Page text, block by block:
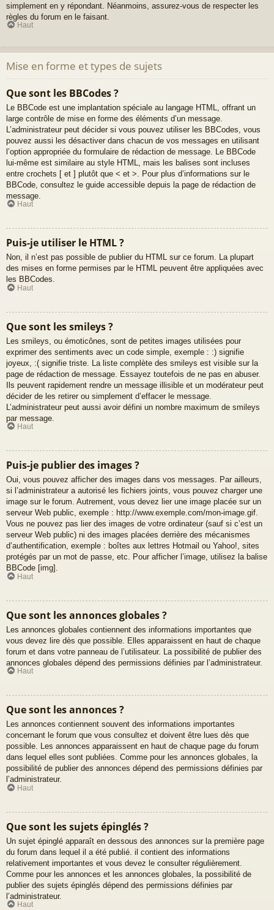
simplement en y répondant. Néanmoins, assurez-vous de respecter les
règles du forum en le faisant.
Haut
Mise en forme et types de sujets
Que sont les BBCodes ?
Le BBCode est une implantation spéciale au langage HTML, offrant un
large contrôle de mise en forme des éléments d’un message.
L’administrateur peut décider si vous pouvez utiliser les BBCodes, vous
pouvez aussi les désactiver dans chacun de vos messages en utilisant
l’option appropriée du formulaire de rédaction de message. Le BBCode
lui-même est similaire au style HTML, mais les balises sont incluses
entre crochets [ et ] plutôt que < et >. Pour plus d’informations sur le
BBCode, consultez le guide accessible depuis la page de rédaction de
message.
Haut
Puis-je utiliser le HTML ?
Non, il n’est pas possible de publier du HTML sur ce forum. La plupart
des mises en forme permises par le HTML peuvent être appliquées avec
les BBCodes.
Haut
Que sont les smileys ?
Les smileys, ou émoticônes, sont de petites images utilisées pour
exprimer des sentiments avec un code simple, exemple : :) signifie
joyeux, :( signifie triste. La liste complète des smileys est visible sur la
page de rédaction de message. Essayez toutefois de ne pas en abuser.
Ils peuvent rapidement rendre un message illisible et un modérateur peut
décider de les retirer ou simplement d’effacer le message.
L’administrateur peut aussi avoir défini un nombre maximum de smileys
par message.
Haut
Puis-je publier des images ?
Oui, vous pouvez afficher des images dans vos messages. Par ailleurs,
si l’administrateur a autorisé les fichiers joints, vous pouvez charger une
image sur le forum. Autrement, vous devez lier une image placée sur un
serveur Web public, exemple : http://www.exemple.com/mon-image.gif.
Vous ne pouvez pas lier des images de votre ordinateur (sauf si c’est un
serveur Web public) ni des images placées derrière des mécanismes
d’authentification, exemple : boîtes aux lettres Hotmail ou Yahoo!, sites
protégés par un mot de passe, etc. Pour afficher l’image, utilisez la balise
BBCode [img].
Haut
Que sont les annonces globales ?
Les annonces globales contiennent des informations importantes que
vous devez lire dès que possible. Elles apparaissent en haut de chaque
forum et dans votre panneau de l’utilisateur. La possibilité de publier des
annonces globales dépend des permissions définies par l’administrateur.
Haut
Que sont les annonces ?
Les annonces contiennent souvent des informations importantes
concernant le forum que vous consultez et doivent être lues dès que
possible. Les annonces apparaissent en haut de chaque page du forum
dans lequel elles sont publiées. Comme pour les annonces globales, la
possibilité de publier des annonces dépend des permissions définies par
l’administrateur.
Haut
Que sont les sujets épinglés ?
Un sujet épinglé apparaît en dessous des annonces sur la première page
du forum dans lequel il a été publié. il contient des informations
relativement importantes et vous devez le consulter régulièrement.
Comme pour les annonces et les annonces globales, la possibilité de
publier des sujets épinglés dépend des permissions définies par
l’administrateur.
Haut